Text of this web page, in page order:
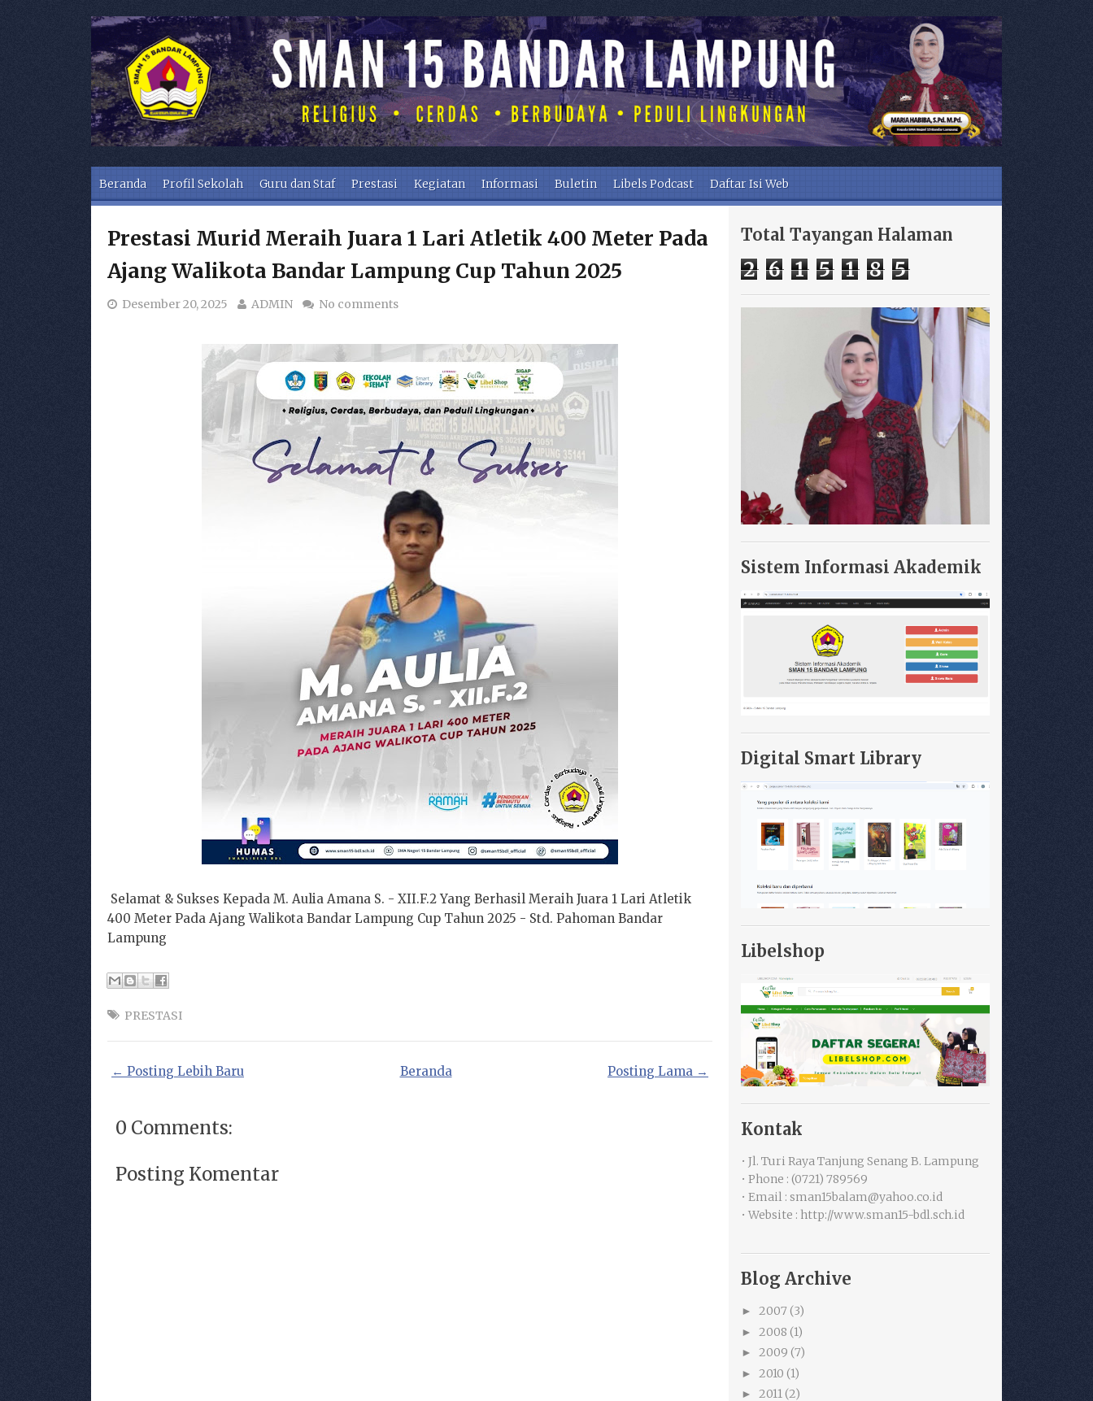
Skip to content
Beranda Profil Sekolah Guru dan Staf Prestasi Kegiatan Informasi Buletin Libels Podcast Daftar Isi Web
Prestasi Murid Meraih Juara 1 Lari Atletik 400 Meter Pada
Ajang Walikota Bandar Lampung Cup Tahun 2025
Desember 20, 2025 ADMIN No comments
Selamat & Sukses Kepada M. Aulia Amana S. - XII.F.2 Yang Berhasil Meraih Juara 1 Lari Atletik
400 Meter Pada Ajang Walikota Bandar Lampung Cup Tahun 2025 - Std. Pahoman Bandar
Lampung
PRESTASI
← Posting Lebih Baru Posting Lama →
Beranda
0 Comments:
Posting Komentar
Total Tayangan Halaman
2 6 1 5 1 8 5
Sistem Informasi Akademik
Digital Smart Library
Libelshop
Kontak
• Jl. Turi Raya Tanjung Senang B. Lampung
• Phone : (0721) 789569
• Email : sman15balam@yahoo.co.id
• Website : http://www.sman15-bdl.sch.id
Blog Archive
► 2007 (3)
► 2008 (1)
► 2009 (7)
► 2010 (1)
► 2011(2)